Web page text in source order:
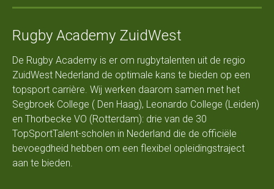
Rugby Academy ZuidWest
De Rugby Academy is er om rugbytalenten uit de regio
ZuidWest Nederland de optimale kans te bieden op een
topsport carrière. Wij werken daarom samen met het
Segbroek College ( Den Haag), Leonardo College (Leiden)
en Thorbecke VO (Rotterdam): drie van de 30
TopSportTalent-scholen in Nederland die de officiële
bevoegdheid hebben om een flexibel opleidingstraject
aan te bieden.